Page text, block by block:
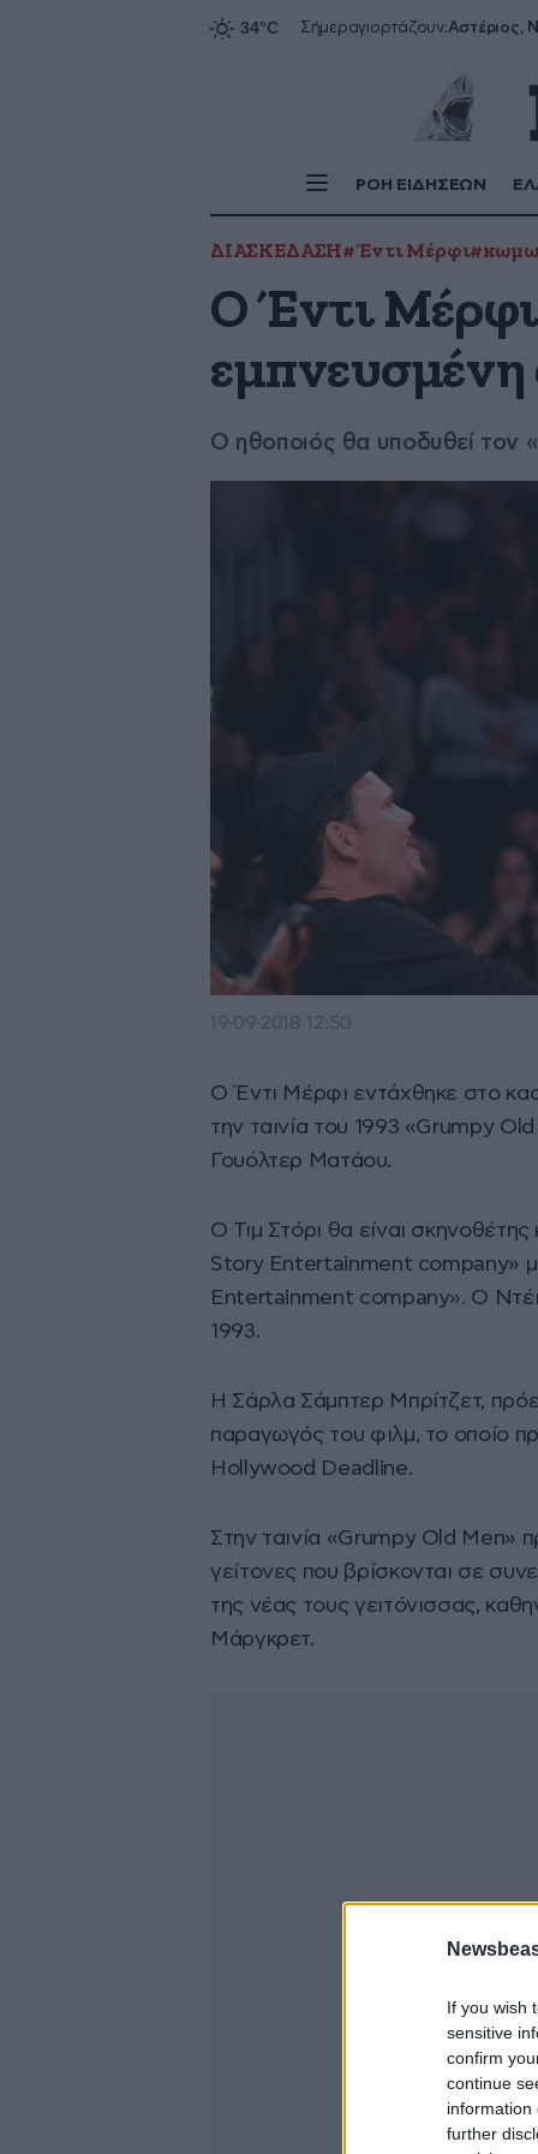
If you wish
sensitive
confirm
continue
information
further
Σήμεραγιορτάζουν:Αστέριος,
ΡΟΗ ΕΙΔΗΣΕΩΝ
ΔΙΑΣΚΕΔΑΣΗ#Έντι Μέρφι
Ο Έντι
εμπνευσμένη
Ο ηθοποιός θα υποδυθεί τον
19·09·2018 12:50
Ο Έντι Μέρφι εντάχθηκε στο
την ταινία του 1993 «Grumpy
Γουόλτερ Ματάου.
Ο Τιμ Στόρι θα είναι
Story Entertainment company»
Entertainment company». Ο
1993.
Η Σάρλα Σάμπτερ Μπρίτζετ,
παραγωγός του φιλμ, το οποίο
Hollywood Deadline.
Στην ταινία «Grumpy Old Men»
γείτονες που βρίσκονται σε
της νέας τους γειτόνισσας,
Μάργκρετ.